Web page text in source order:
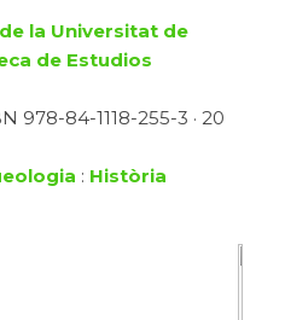
la Universitat de
de Estudios
978-84-1118-255-3 · 20
: Història